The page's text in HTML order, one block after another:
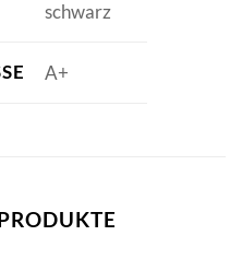
schwarz
A+